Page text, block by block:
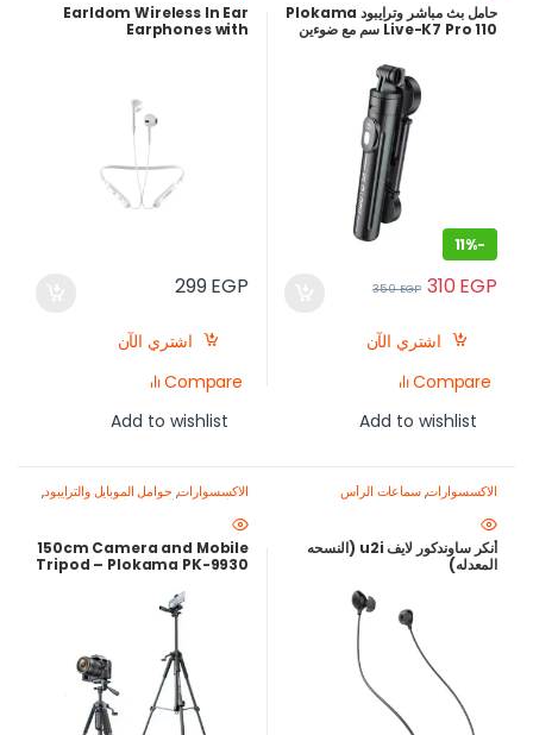
حامل بث مباشر وترايبود Plokama
Live-K7 Pro 110 سم مع ضوءين
-
11%
310EGP
350EGP
اشتري الآن
Compare
Add to wishlist
Earldom Wireless In Ear
Earphones with
299EGP
اشتري الآن
Compare
Add to wishlist
الاكسسوارات,سماعات الرأس
أنكر ساوندكور لايف u2i (النسحه
المعدله)
الاكسسوارات, حوامل الموبايل والترايبود,
معدات تصوير الموبايل-اصنع محتواك
باحتراف
150cm Camera and Mobile
Tripod – Plokama PK-9930